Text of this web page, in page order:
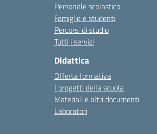
Personale scolastico
Famiglie e studenti
Percorsi di studio
Tutti i servizi
Didattica
Offerta formativa
I progetti della scuola
Materiali e altri documenti
Laboratori